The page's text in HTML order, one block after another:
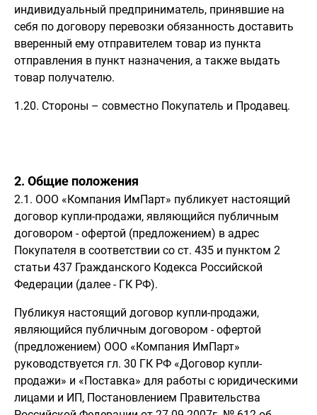
индивидуальный предприниматель, принявшие на
себя по договору перевозки обязанность доставить
вверенный ему отправителем товар из пункта
отправления в пункт назначения, а также выдать
товар получателю.
1.20. Стороны – совместно Покупатель и Продавец.
2. Общие положения
2.1. ООО «Компания ИмПарт» публикует настоящий
договор купли-продажи, являющийся публичным
договором - офертой (предложением) в адрес
Покупателя в соответствии со ст. 435 и пунктом 2
статьи 437 Гражданского Кодекса Российской
Федерации (далее - ГК РФ).
Публикуя настоящий договор купли-продажи,
являющийся публичным договором - офертой
(предложением) ООО «Компания ИмПарт»
руководствуется гл. 30 ГК РФ «Договор купли-
продажи» и «Поставка» для работы с юридическими
лицами и ИП, Постановлением Правительства